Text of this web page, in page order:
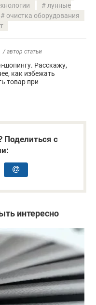
лунные
очистка оборудования
/ автор статьи
шопингу. Расскажу,
как избежать
товар при
Поделиться с
интересно